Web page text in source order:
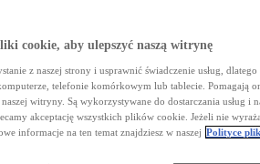
cookie, aby ulepszyć naszą witrynę
z naszej strony i usprawnić świadczenie usług,
telefonie komórkowym lub tablecie. Pomagają
witryny. Są wykorzystywane do dostarczania usług i
akceptację wszystkich plików cookie. Jeżeli nie
informacje na ten temat znajdziesz w naszej Polityce